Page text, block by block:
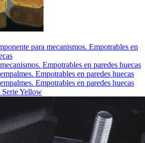
para mecanismos. Empotrables en
Empotrables en paredes huecas
Empotrables en paredes huecas
Empotrables en paredes huecas
Serie Yellow